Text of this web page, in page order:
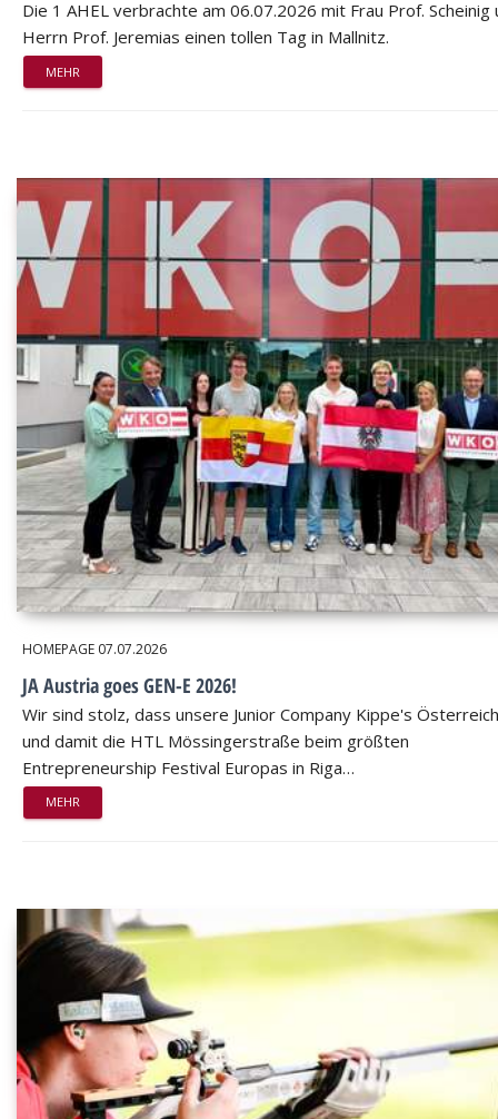
Die 1 AHEL verbrachte am 06.07.2026 mit Frau Prof. Scheinig
Herrn Prof. Jeremias einen tollen Tag in Mallnitz.
MEHR
HOMEPAGE 07.07.2026
JA Austria goes GEN-E 2026!
Wir sind stolz, dass unsere Junior Company Kippe's Österreich
und damit die HTL Mössingerstraße beim größten
Entrepreneurship Festival Europas in Riga…
MEHR